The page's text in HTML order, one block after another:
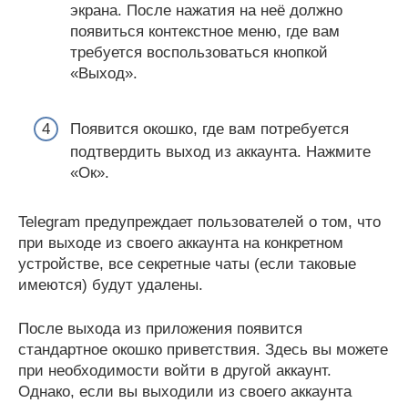
экрана. После нажатия на неё должно
появиться контекстное меню, где вам
требуется воспользоваться кнопкой
«Выход».
Появится окошко, где вам потребуется
подтвердить выход из аккаунта. Нажмите
«Ок».
Telegram предупреждает пользователей о том, что
при выходе из своего аккаунта на конкретном
устройстве, все секретные чаты (если таковые
имеются) будут удалены.
После выхода из приложения появится
стандартное окошко приветствия. Здесь вы можете
при необходимости войти в другой аккаунт.
Однако, если вы выходили из своего аккаунта